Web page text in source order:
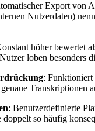
Export von
Nutzerdaten)
höher bewertet
loben besonders
: Funktioniert
Transkriptionen
: Benutzerdefinierte
so häufig